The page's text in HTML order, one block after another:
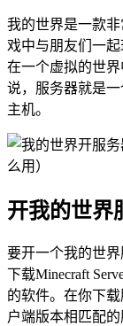
我的世界是一款
戏中与朋友们一
在一个虚拟的世
说，服务器就是
主机。
开我的世界
要开一个我的世
下载Minecraft
的软件。在你下
户端版本相匹配